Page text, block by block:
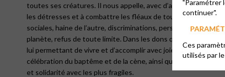
toutes ses créatures. Il nous appelle, avec d’autres artisans
les détresses et à combattre les fléaux de toutes sortes :
sociales, haine de l’autre, discriminations, persécutions,
planète, refus de toute limite. Dans les dons qu’elle reçoit de
lui permettant de vivre et d’accomplir avec joie son service :
célébration du baptême et de la cène, ainsi que prière, lecture
et solidarité avec les plus fragiles.
"Paramétrer
continuer".
Ces
utilisés par